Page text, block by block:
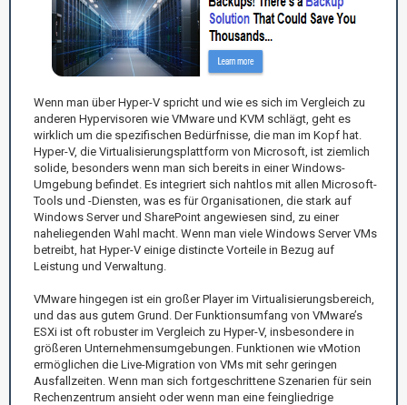
Wenn man über Hyper-V spricht und wie es sich im Vergleich zu
anderen Hypervisoren wie VMware und KVM schlägt, geht es
wirklich um die spezifischen Bedürfnisse, die man im Kopf hat.
Hyper-V, die Virtualisierungsplattform von Microsoft, ist ziemlich
solide, besonders wenn man sich bereits in einer Windows-
Umgebung befindet. Es integriert sich nahtlos mit allen Microsoft-
Tools und -Diensten, was es für Organisationen, die stark auf
Windows Server und SharePoint angewiesen sind, zu einer
naheliegenden Wahl macht. Wenn man viele Windows Server VMs
betreibt, hat Hyper-V einige distincte Vorteile in Bezug auf
Leistung und Verwaltung.
VMware hingegen ist ein großer Player im Virtualisierungsbereich,
und das aus gutem Grund. Der Funktionsumfang von VMware’s
ESXi ist oft robuster im Vergleich zu Hyper-V, insbesondere in
größeren Unternehmensumgebungen. Funktionen wie vMotion
ermöglichen die Live-Migration von VMs mit sehr geringen
Ausfallzeiten. Wenn man sich fortgeschrittene Szenarien für sein
Rechenzentrum ansieht oder wenn man eine feingliedrige